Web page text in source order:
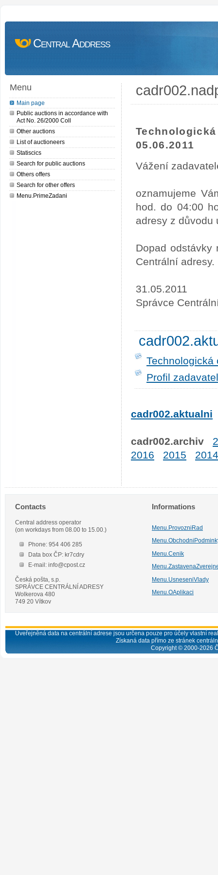
Central Address
Menu
Main page
Public auctions in accordance with
Act No. 26/2000 Coll
Other auctions
List of auctioneers
Statiscics
Search for public auctions
Others offers
Search for other offers
Menu.PrimeZadani
05.06.2011
Vážení
oznamujeme
hod. do 04:00
adresy z důvodu
Dopad odstávky
Centrální adresy.
31.05.2011
Správce
Technologická
Profil
cadr002.aktualni
cadr002.archiv
2016
2015 2014
Contacts
Central address operator
(on workdays from 08.00 to 15.00.)
Phone: 954 406 285
Data box ČP: kr7cdry
E-mail: info@cpost.cz
Česká pošta, s.p.
SPRÁVCE CENTRÁLNÍ ADRESY
Wolkerova 480
749 20 Vítkov
Informations
Menu.ProvozniRad
Menu.Cenik
Menu.UsneseniVlady
Menu.OAplikaci
Uveřejněná data na centrální adrese jsou určena pouze pro účely vlastní
Získaná data přímo ze stránek
Copyright © 2000-2026